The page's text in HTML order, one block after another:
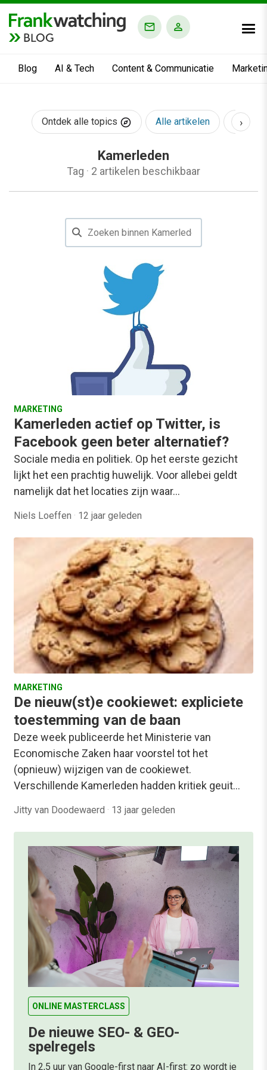
BLOG
Blog AI & Tech Content & Communicatie
Ontdek alle topics Alle artikelen AI &
›
Kamerleden
Tag · 2 artikelen beschikbaar
MARKETING
Kamerleden actief op Twitter, is
Facebook geen beter alternatief?
Sociale media en politiek. Op het eerste gezicht
lijkt het een prachtig huwelijk. Voor allebei geldt
namelijk dat het locaties zijn waar…
Niels Loeffen · 12 jaar geleden
MARKETING
De nieuw(st)e cookiewet: expliciete
toestemming van de baan
Deze week publiceerde het Ministerie van
Economische Zaken haar voorstel tot het
(opnieuw) wijzigen van de cookiewet.
Verschillende Kamerleden hadden kritiek geuit…
Jitty van Doodewaerd · 13 jaar geleden
ONLINE MASTERCLASS
De nieuwe SEO- & GEO-
spelregels
In 2,5 uur van Google-first naar AI-first: zo wordt je